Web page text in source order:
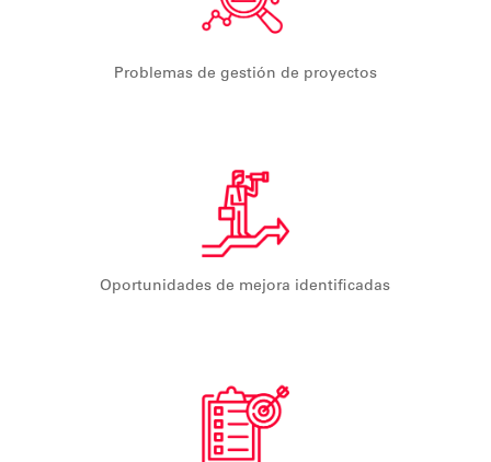
Problemas de gestión de proyectos
Oportunidades de mejora identificadas